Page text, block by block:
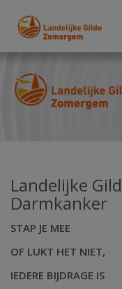
Landelijke
Darmkanker
STAP JE MEE
OF LUKT HET NIET,
IEDERE BIJDRAGE IS